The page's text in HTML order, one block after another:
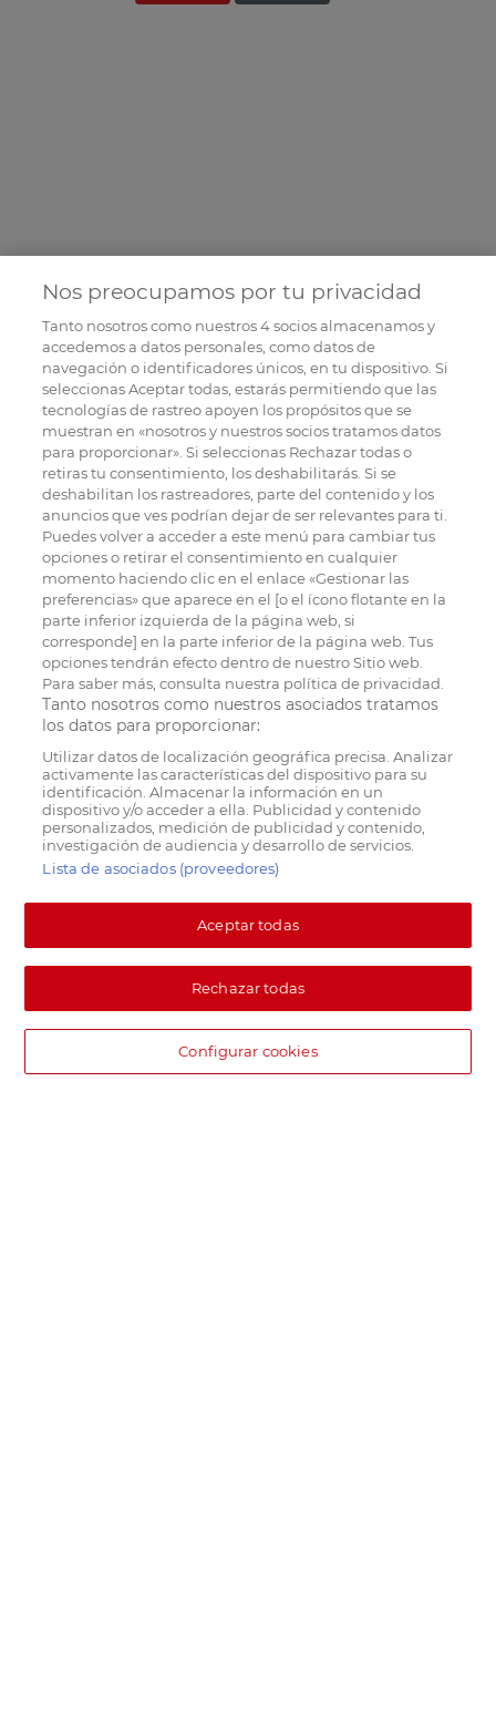
Nos preocupamos por tu privacidad
Tanto nosotros como nuestros4socios almacenamos y
accedemos a datos personales, como datos de
navegación o identificadores únicos, en tu dispositivo. Si
seleccionas Aceptar todas, estarás permitiendo que las
tecnologías de rastreo apoyen los propósitos que se
muestran en «nosotros y nuestros socios tratamos datos
para proporcionar». Si seleccionas Rechazar todas o
retiras tu consentimiento, los deshabilitarás. Si se
deshabilitan los rastreadores, parte del contenido y los
anuncios que ves podrían dejar de ser relevantes para ti.
Puedes volver a acceder a este menú para cambiar tus
opciones o retirar el consentimiento en cualquier
momento haciendo clic en el enlace «Gestionar las
preferencias» que aparece en el [o el ícono flotante en la
parte inferior izquierda de la página web, si
corresponde] en la parte inferior de la página web. Tus
opciones tendrán efecto dentro de nuestro Sitio web.
Para saber más, consulta nuestra política de privacidad.
Tanto nosotros como nuestros asociados tratamos
los datos para proporcionar:
Utilizar datos de localización geográfica precisa. Analizar
activamente las características del dispositivo para su
identificación. Almacenar la información en un
dispositivo y/o acceder a ella. Publicidad y contenido
personalizados, medición de publicidad y contenido,
investigación de audiencia y desarrollo de servicios.
Lista de asociados (proveedores)
Aceptar todas
Rechazar todas
Configurar cookies